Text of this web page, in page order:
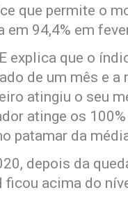
que permite o
em 94,4% em
explica que o
de um mês e a
atingiu o seu
atinge os
patamar da
depois da
ficou acima do